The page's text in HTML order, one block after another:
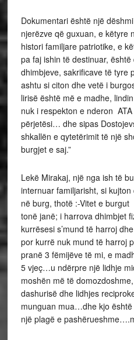
Dokumentari është një
njerëzve që guxuan, e këtyre
histori familjare patriotike, e
pa faj ishin të destinuar,
dhimbjeve, sakrificave të tyre
ashtu si citon dhe vetë i
lirisë është më e madhe,
nuk i respekton e nderon
përjetësi… dhe sipas
shkallën e qytetërimit të një
burgjet e saj.”
Lekë Mirakaj, një nga ish të
internuar familjarisht, si
në burg, thotë :-Vitet e
tonë janë; i harrova dhimbjet
kurrësesi s’mund të harroj
por kurrë nuk mund të harroj
pranë 3 fëmijëve të mi, e
5 vjeç…u ndërpre një lidhje
moshën më të
dashurisë dhe lidhjes
munguan mua…dhe kjo
një plagë e